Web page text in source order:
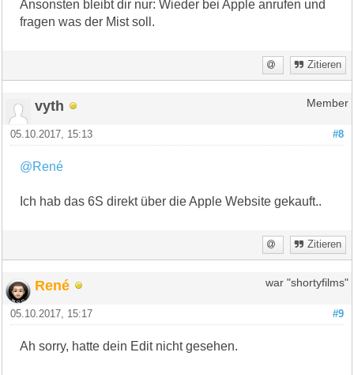
Ansonsten bleibt dir nur: Wieder bei Apple anrufen und
fragen was der Mist soll.
Zitieren
vyth Member
#8
05.10.2017, 15:13
@René
Ich hab das 6S direkt über die Apple Website gekauft..
Zitieren
René war "shortyfilms"
#9
05.10.2017, 15:17
Ah sorry, hatte dein Edit nicht gesehen.